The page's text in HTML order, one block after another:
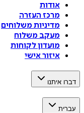
אודות
מרכז העזרה
מדיניות משלוחים
מעקב משלוח
מועדון לקוחות
איזור אישי
דברו איתנו
עברית